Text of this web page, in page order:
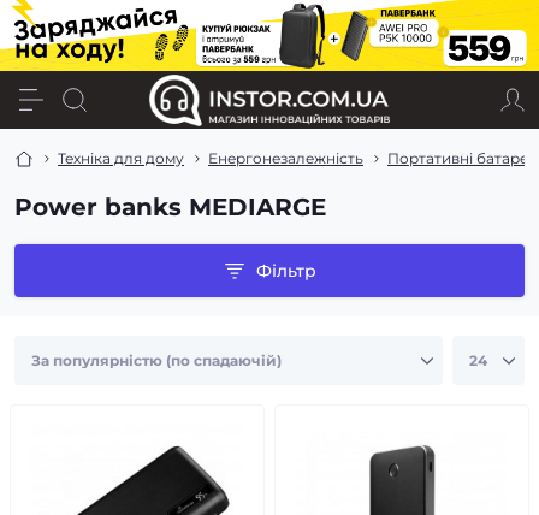
Техніка для дому Енергонезалежність Портативні
Power banks MEDIARGE
Фільтр